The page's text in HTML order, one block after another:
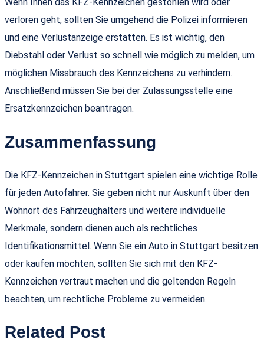
Wenn Ihnen das KFZ-Kennzeichen gestohlen wird oder
verloren geht, sollten Sie umgehend die Polizei informieren
und eine Verlustanzeige erstatten. Es ist wichtig, den
Diebstahl oder Verlust so schnell wie möglich zu melden, um
möglichen Missbrauch des Kennzeichens zu verhindern.
Anschließend müssen Sie bei der Zulassungsstelle eine
Ersatzkennzeichen beantragen.
Zusammenfassung
Die KFZ-Kennzeichen in Stuttgart spielen eine wichtige Rolle
für jeden Autofahrer. Sie geben nicht nur Auskunft über den
Wohnort des Fahrzeughalters und weitere individuelle
Merkmale, sondern dienen auch als rechtliches
Identifikationsmittel. Wenn Sie ein Auto in Stuttgart besitzen
oder kaufen möchten, sollten Sie sich mit den KFZ-
Kennzeichen vertraut machen und die geltenden Regeln
beachten, um rechtliche Probleme zu vermeiden.
Related Post